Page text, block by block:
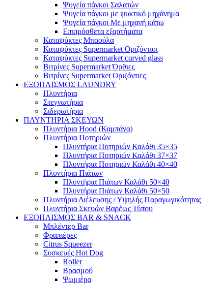
Ψυγεία πάγκοι Σαλατών
Ψυγεία πάγκοι με ψυκτικό μηχάνημα
Ψυγεία πάγκοι Με μηχανή κάτω
Επιπρόσθετα εξαρτήματα
Καταψύκτες Μπαούλα
Καταψύκτες Supermarket Οριζόντιοι
Καταψύκτες Supermarket curved glass
Βιτρίνες Supermarket Όρθιες
Βιτρίνες Supermarket Οριζόντιες
ΕΞΟΠΛΙΣΜΟΣ LAUNDRY
Πλυντήρια
Στεγνωτήρια
Σιδερωτήρια
ΠΛΥΝΤΗΡΙΑ ΣΚΕΥΩΝ
Πλυντήρια Hood (Καμπάνα)
Πλυντήρια Ποτηριών
Πλυντήρια Ποτηριών Καλάθι 35×35
Πλυντήρια Ποτηριών Καλάθι 37×37
Πλυντήρια Ποτηριών Καλάθι 40×40
Πλυντήρια Πιάτων
Πλυντήρια Πιάτων Καλάθι 50×40
Πλυντήρια Πιάτων Καλάθι 50×50
Πλυντήρια Διέλευσης / Υψηλής Παραγωγικότητας
Πλυντήρια Σκευών Βαρέως Τύπου
ΕΞΟΠΛΙΣΜΟΣ BAR & SNACK
Μπλέντερ Bar
Φραπιέρες
Citrus Squeezer
Συσκευές Hot Dog
Roller
Βρασμού
Ψωμιέρα